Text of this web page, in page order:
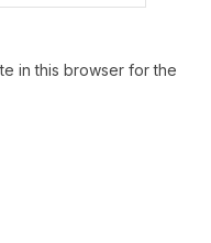
in this browser for the